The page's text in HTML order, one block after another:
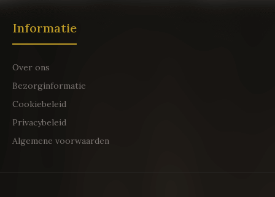
Informatie
Over ons
Bezorginformatie
Cookiebeleid
Privacybeleid
Algemene voorwaarden